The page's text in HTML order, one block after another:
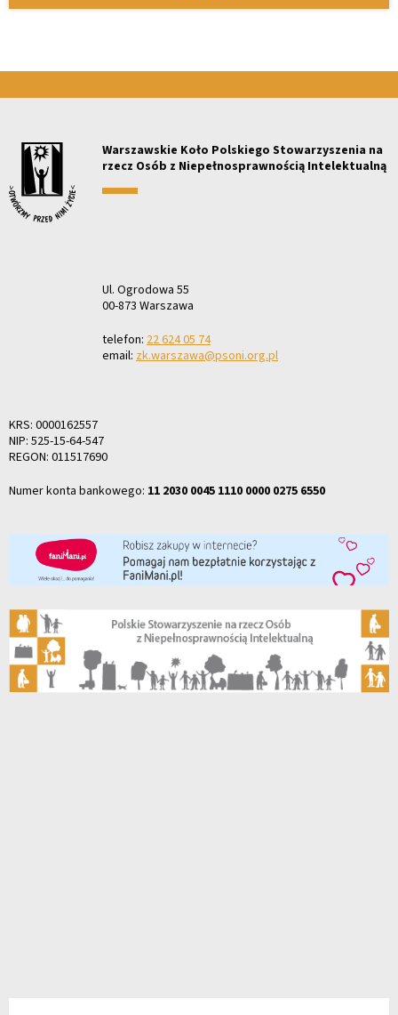
Warszawskie Koło Polskiego Stowarzyszenia na
rzecz Osób z Niepełnosprawnością Intelektualną
Ul. Ogrodowa 55
00-873 Warszawa
telefon: 22 624 05 74
email: zk.warszawa@psoni.org.pl
KRS: 0000162557
NIP: 525-15-64-547
REGON: 011517690
Numer konta bankowego: 11 2030 0045 1110 0000 0275 6550